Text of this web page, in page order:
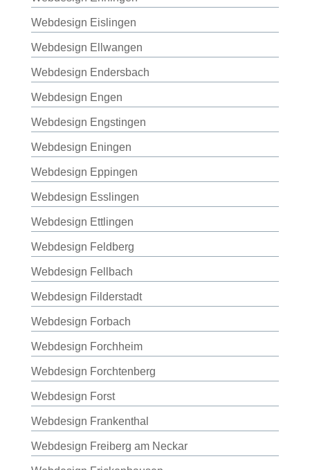
Webdesign Eislingen
Webdesign Ellwangen
Webdesign Endersbach
Webdesign Engen
Webdesign Engstingen
Webdesign Eningen
Webdesign Eppingen
Webdesign Esslingen
Webdesign Ettlingen
Webdesign Feldberg
Webdesign Fellbach
Webdesign Filderstadt
Webdesign Forbach
Webdesign Forchheim
Webdesign Forchtenberg
Webdesign Forst
Webdesign Frankenthal
Webdesign Freiberg am Neckar